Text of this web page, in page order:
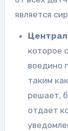
является
которое
воедино
таким
решает,
отдает